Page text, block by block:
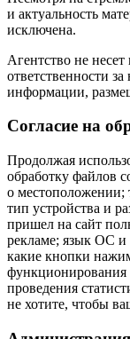
и актуальность
исключена.
Агентство не несет
ответственности
информации,
Cогласие на
Продолжая
обработку файлов
о местоположении;
тип устройства и
пришел на сайт
рекламе; язык ОС и
какие кнопки
функционирования
проведения
не хотите, чтобы